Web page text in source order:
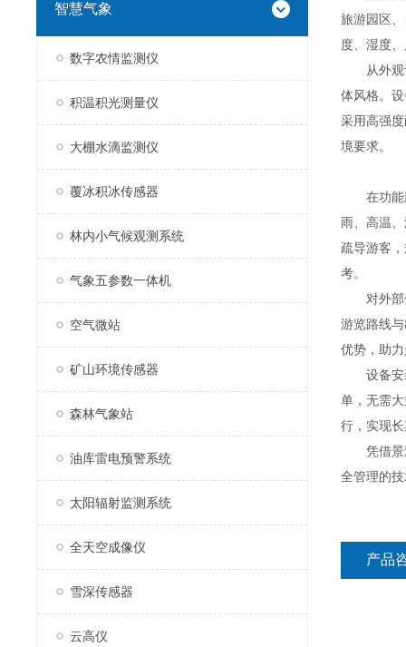
智慧气象
数字农情监测仪
积温积光测量仪
大棚水滴监测仪
覆冰积冰传感器
林内小气候观测系统
气象五参数一体机
空气微站
矿山环境传感器
森林气象站
油库雷电预警系统
太阳辐射监测系统
全天空成像仪
雪深传感器
云高仪
旅游园区
度、湿度
从外观设
体风格。
采用高强
境要求。
在功能应
雨、高温
疏导游客
考。
对外部分
游览路线
优势，助
设备安装
单，无需
行，实现
凭借景观
全管理的
产品